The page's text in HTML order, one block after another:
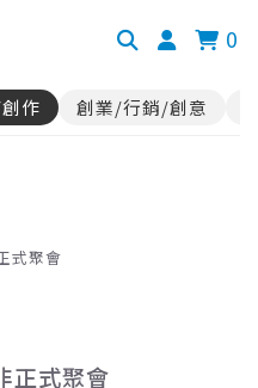
0
作 創業/行銷/創意
式聚會
正式聚會